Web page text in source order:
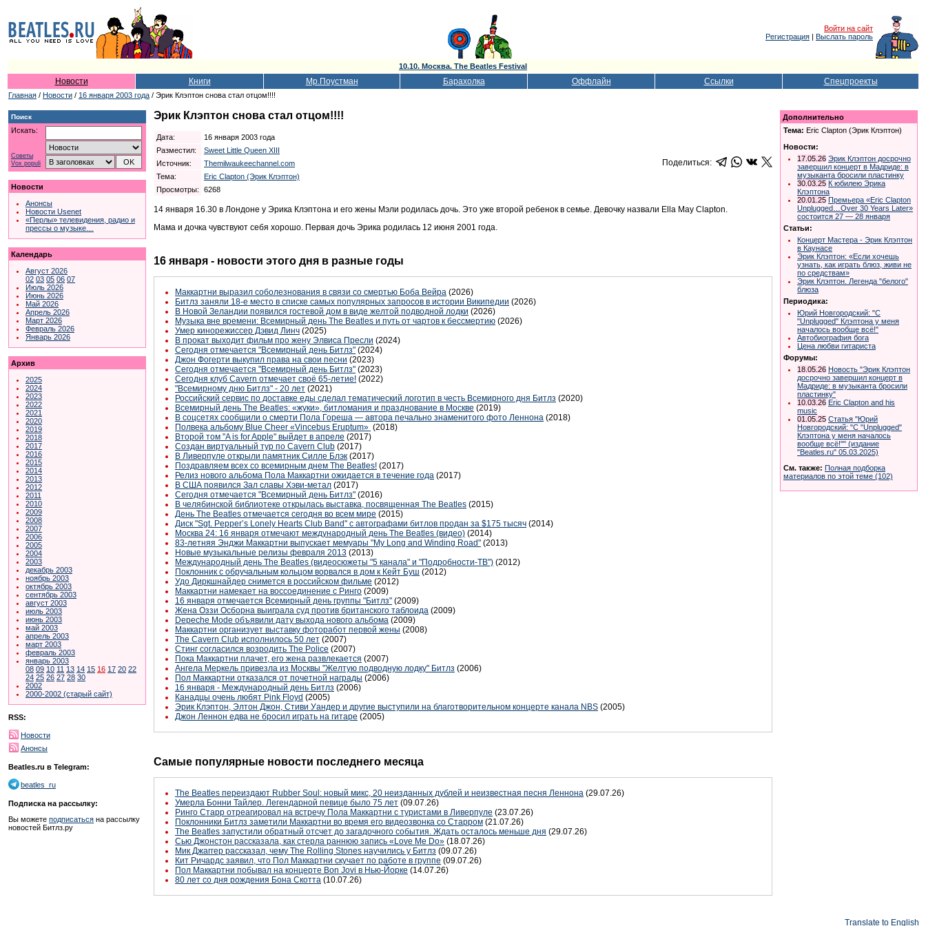
Войти на сайт
Регистрация | Выслать пароль
10.10. Москва. The Beatles Festival
Новости Книги Мр.Поустман Барахолка Оффлайн Ссылки Спецпроекты
Главная / Новости / 16 января 2003 года / Эрик Клэптон снова стал отцом!!!!
Поиск
Искать:
Советы
Vox populi
Новости
Анонсы
Новости Usenet
«Перлы» телевидения, радио и
прессы о музыке…
Календарь
Август 2026
02 03 05 06 07
Июль 2026
Июнь 2026
Май 2026
Апрель 2026
Март 2026
Февраль 2026
Январь 2026
Архив
2025
2024
2023
2022
2021
2020
2019
2018
2017
2016
2015
2014
2013
2012
2011
2010
2009
2008
2007
2006
2005
2004
2003
декабрь 2003
ноябрь 2003
октябрь 2003
сентябрь 2003
август 2003
июль 2003
июнь 2003
май 2003
апрель 2003
март 2003
февраль 2003
январь 2003
08 09 10 11 13 14 15 16 17 20 22
24 25 26 27 28 30
2002
2000-2002 (старый сайт)
RSS:
Новости
Анонсы
Beatles.ru в Telegram:
beatles_ru
Подписка на рассылку:
Вы можете подписаться на рассылку
новостей Битлз.ру
Эрик Клэптон снова стал отцом!!!!
Дата:
16 января 2003 года
Разместил:
Sweet Little Queen XIII
Источник:
Themilwaukeechannel.com
Тема:
Eric Clapton (Эрик Клэптон)
Просмотры:
6268
Поделиться:
14 января 16.30 в Лондоне у Эрика Клэптона и его жены Мэли родилась дочь. Это уже второй ребенок в семье. Девочку назвали Ella May Clapton.
Мама и дочка чувствуют себя хорошо. Первая дочь Эрика родилась 12 июня 2001 года.
16 января - новости этого дня в разные годы
Маккартни выразил соболезнования в связи со смертью Боба Вейра (2026)
Битлз заняли 18-е место в списке самых популярных запросов в истории Википедии (2026)
В Новой Зеландии появился гостевой дом в виде желтой подводной лодки (2026)
Музыка вне времени: Всемирный день The Beatles и путь от чартов к бессмертию (2026)
Умер кинорежиссер Дэвид Линч (2025)
В прокат выходит фильм про жену Элвиса Пресли (2024)
Сегодня отмечается "Всемирный день Битлз" (2024)
Джон Фогерти выкупил права на свои песни (2023)
Сегодня отмечается "Всемирный день Битлз" (2023)
Сегодня клуб Cavern отмечает своё 65-летие! (2022)
"Всемирному дню Битлз" - 20 лет (2021)
Российский сервис по доставке еды сделал тематический логотип в честь Всемирного дня Битлз (2020)
Всемирный день The Beatles: «жуки», битломания и празднование в Москве (2019)
В соцсетях сообщили о смерти Пола Гореша — автора печально знаменитого фото Леннона (2018)
Полвека альбому Blue Cheer «Vincebus Eruptum» (2018)
Второй том "A is for Apple" выйдет в апреле (2017)
Cоздан виртуальный тур по Cavern Club (2017)
В Ливерпуле открыли памятник Силле Блэк (2017)
Поздравляем всех со всемирным днем The Beatles! (2017)
Релиз нового альбома Пола Маккартни ожидается в течение года (2017)
В США появился Зал славы Хэви-метал (2017)
Сегодня отмечается "Всемирный день Битлз" (2016)
В челябинской библиотеке открылась выставка, посвященная The Beatles (2015)
День The Beatles отмечается сегодня во всем мире (2015)
Диск "Sgt. Pepper’s Lonely Hearts Club Band" с автографами битлов продан за $175 тысяч (2014)
Москва 24: 16 января отмечают международный день The Beatles (видео) (2014)
83-летняя Энджи Маккартни выпускает мемуары "My Long and Winding Road" (2013)
Новые музыкальные релизы февраля 2013 (2013)
Международный день The Beatles (видеосюжеты "5 канала" и "Подробности-ТВ") (2012)
Поклонник с обручальным кольцом ворвался в дом к Кейт Буш (2012)
Удо Диркшнайдер снимется в российском фильме (2012)
Маккартни намекает на воссоединение с Ринго (2009)
16 января отмечается Всемирный день группы "Битлз" (2009)
Жена Оззи Осборна выиграла суд против британского таблоида (2009)
Depeche Mode объявили дату выхода нового альбома (2009)
Маккартни организует выставку фоторабот первой жены (2008)
The Cavern Club исполнилось 50 лет (2007)
Стинг согласился возродить The Police (2007)
Пока Маккартни плачет, его жена развлекается (2007)
Ангела Меркель привезла из Москвы "Желтую подводную лодку" Битлз (2006)
Пол Маккартни отказался от почетной награды (2006)
16 января - Международный день Битлз (2006)
Канадцы очень любят Pink Floyd (2005)
Эрик Клэптон, Элтон Джон, Стиви Уандер и другие выступили на благотворительном концерте канала NBS (2005)
Джон Леннон едва не бросил играть на гитаре (2005)
Самые популярные новости последнего месяца
The Beatles переиздают Rubber Soul: новый микс, 20 неизданных дублей и неизвестная песня Леннона (29.07.26)
Умерла Бонни Тайлер. Легендарной певице было 75 лет (09.07.26)
Ринго Старр отреагировал на встречу Пола Маккартни с туристами в Ливерпуле (23.07.26)
Поклонники Битлз заметили Маккартни во время его видеозвонка со Старром (21.07.26)
The Beatles запустили обратный отсчет до загадочного события. Ждать осталось меньше дня (29.07.26)
Сью Джонстон рассказала, как стерла раннюю запись «Love Me Do» (18.07.26)
Мик Джаггер рассказал, чему The Rolling Stones научились у Битлз (09.07.26)
Кит Ричардс заявил, что Пол Маккартни скучает по работе в группе (09.07.26)
Пол Маккартни побывал на концерте Bon Jovi в Нью-Йорке (14.07.26)
80 лет со дня рождения Бона Скотта (10.07.26)
Дополнительно
Тема: Eric Clapton (Эрик Клэптон)
Новости:
17.05.26 Эрик Клэптон досрочно
завершил концерт в Мадриде: в
музыканта бросили пластинку
30.03.25 К юбилею Эрика
Клэптона
20.01.25 Премьера «Eric Clapton
Unplugged…Over 30 Years Later»
состоится 27 — 28 января
Статьи:
Концерт Мастера - Эрик Клэптон
в Каунасе
Эрик Клэптон: «Если хочешь
узнать, как играть блюз, живи не
по средствам»
Эрик Клэптон. Легенда "белого"
блюза
Периодика:
Юрий Новгородский: "С
"Unplugged" Клэптона у меня
началось вообще всё!"
Автобиография бога
Цена любви гитариста
Форумы:
18.05.26 Новость "Эрик Клэптон
досрочно завершил концерт в
Мадриде: в музыканта бросили
пластинку"
10.03.26 Eric Clapton and his
music
01.05.25 Статья "Юрий
Новгородский: "С "Unplugged"
Клэптона у меня началось
вообще всё!"" (издание
"Beatles.ru" 05.03.2025)
См. также: Полная подборка
материалов по этой теме (102)
Translate to English